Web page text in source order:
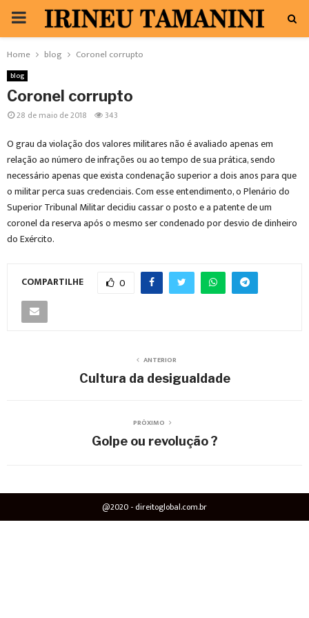
PRIMARY
MENU
Home blog Coronel corrupto
blog
Coronel corrupto
28 de maio de 2018 343
O grau da violação dos valores militares não é avaliado apenas em
relação ao número de infrações ou ao tempo de sua prática, sendo
necessário apenas que exista condenação superior a dois anos para que
o militar perca suas credenciais. Com esse entendimento, o Plenário do
Superior Tribunal Militar decidiu cassar o posto e a patente de um
coronel da reserva após o mesmo ser condenado por desvio de dinheiro
do Exército.
COMPARTILHE 0
ANTERIOR
Cultura da desigualdade
PRÓXIMO
Golpe ou revolução ?
@2020 - direitoglobal.com.br